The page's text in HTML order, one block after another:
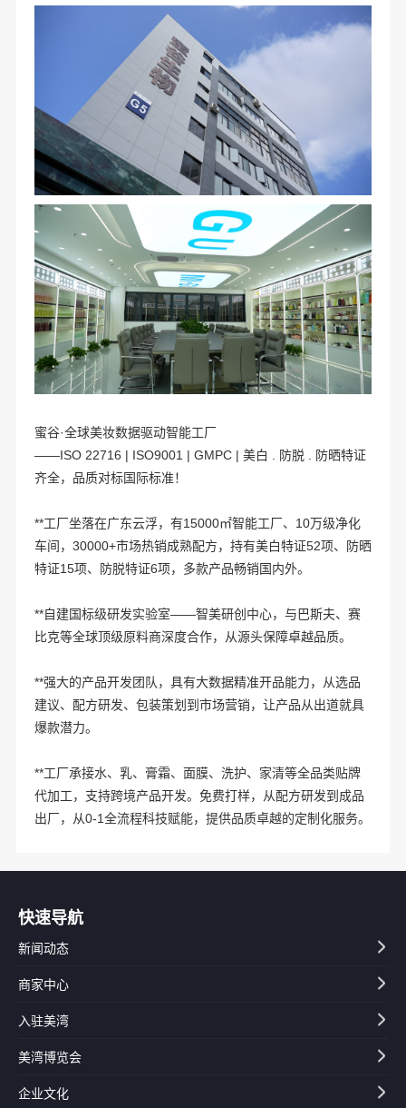
蜜谷·全球美妆数据驱动智能工厂
——ISO 22716 | ISO9001 | GMPC | 美白 . 防脱 . 防晒特证
齐全，品质对标国际标准！
**工厂坐落在广东云浮，有15000㎡智能工厂、10万级净化
车间，30000+市场热销成熟配方，持有美白特证52项、防晒
特证15项、防脱特证6项，多款产品畅销国内外。
**自建国标级研发实验室——智美研创中心，与巴斯夫、赛
比克等全球顶级原料商深度合作，从源头保障卓越品质。
**强大的产品开发团队，具有大数据精准开品能力，从选品
建议、配方研发、包装策划到市场营销，让产品从出道就具
爆款潜力。
**工厂承接水、乳、膏霜、面膜、洗护、家清等全品类贴牌
代加工，支持跨境产品开发。免费打样，从配方研发到成品
出厂，从0-1全流程科技赋能，提供品质卓越的定制化服务。
快速导航
新闻动态
商家中心
入驻美湾
美湾博览会
企业文化